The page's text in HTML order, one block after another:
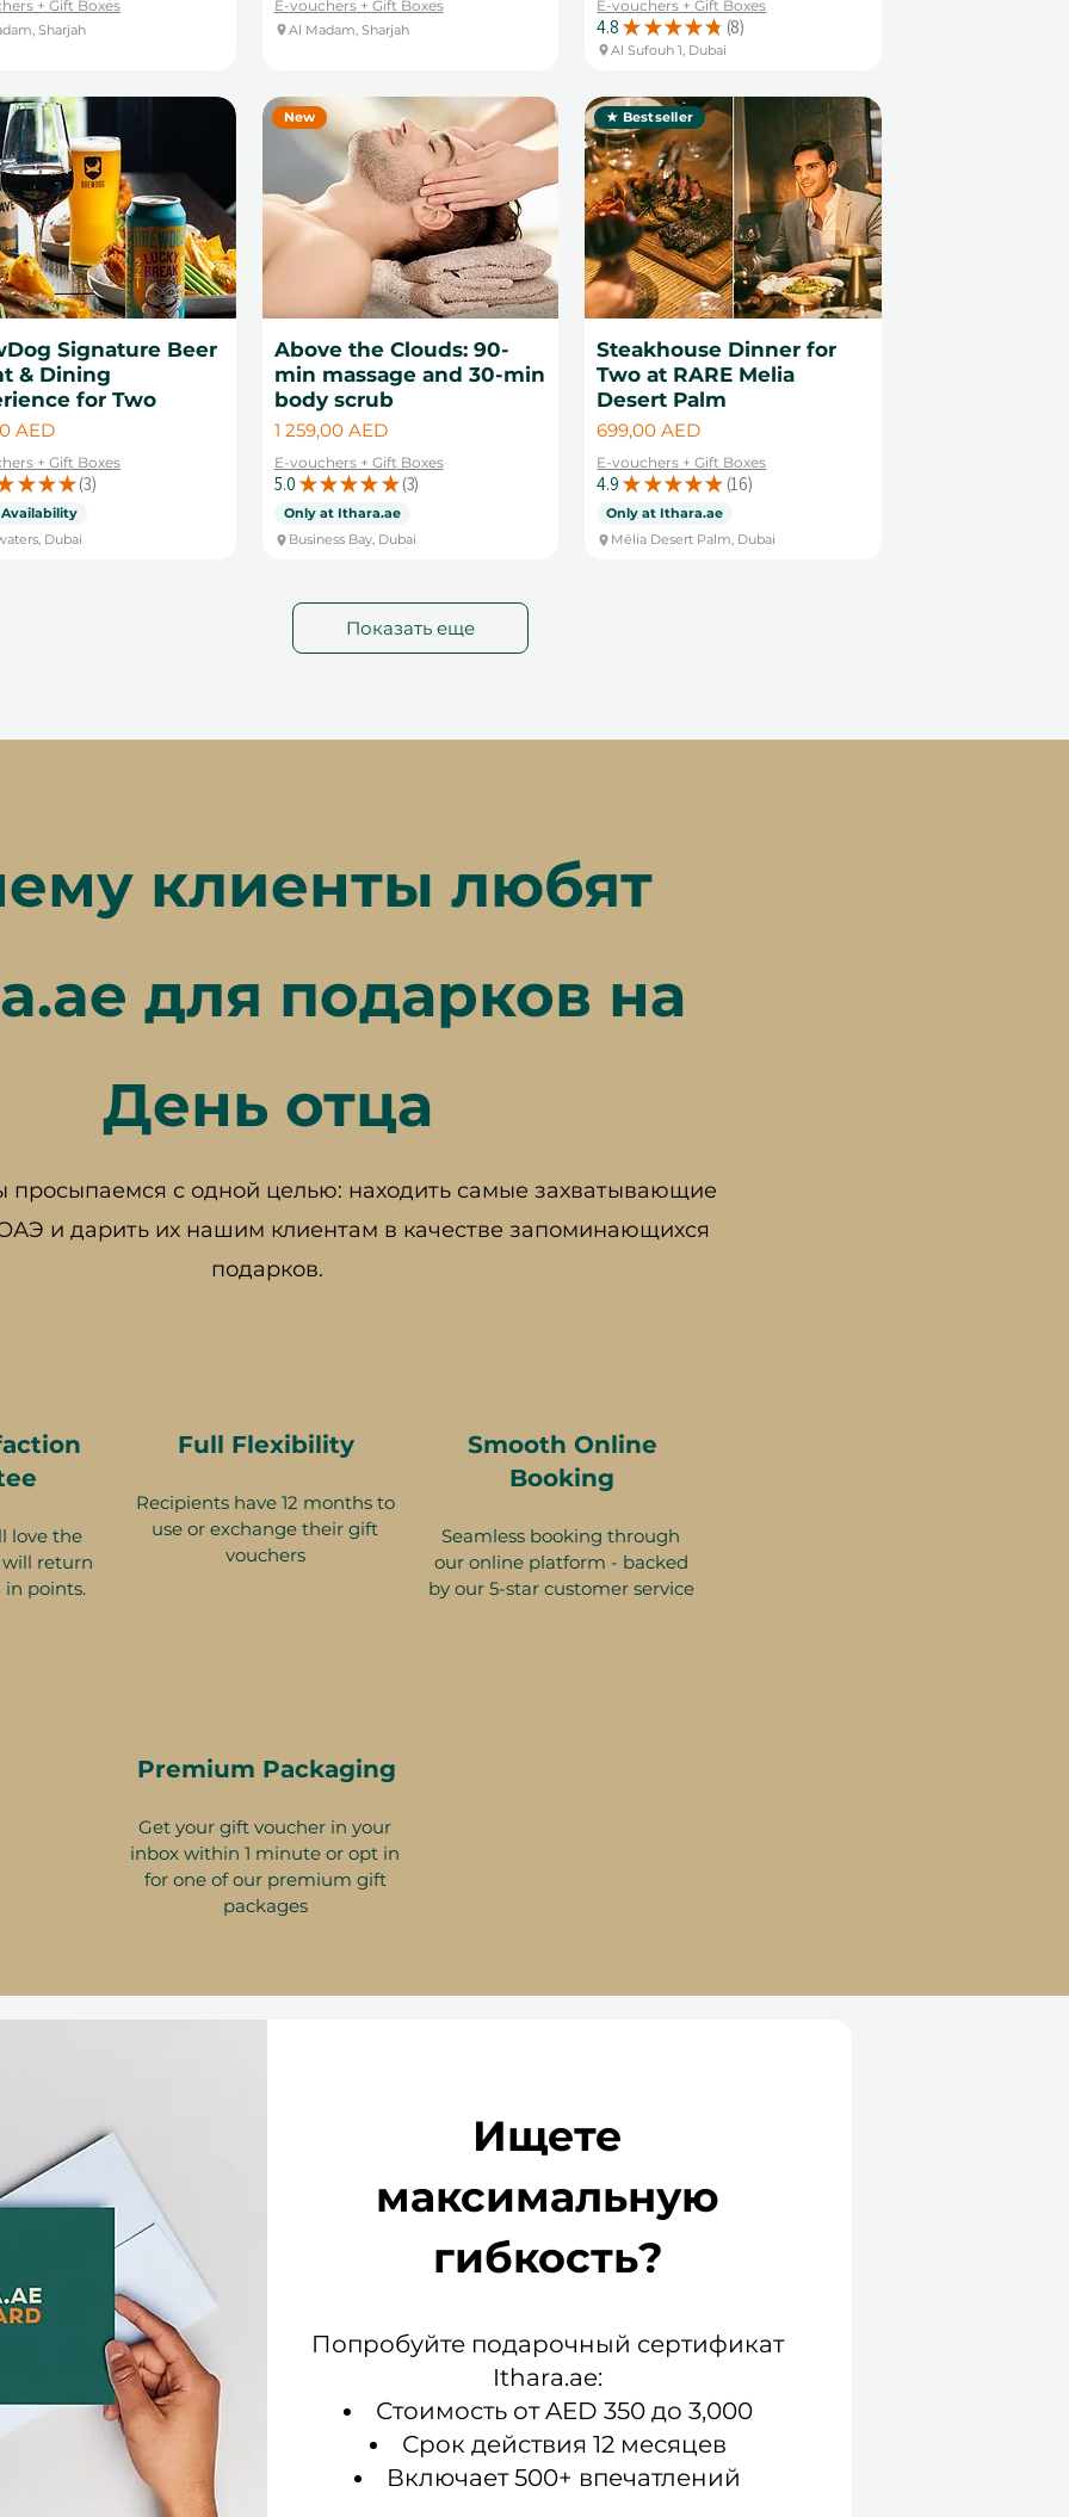
+ Gift Boxes
Sharjah
E-vouchers + Gift Boxes
Al Madam, Sharjah
E-vouchers + Gift Boxes
4.8 ★ ★ ★ ★ ★ 8
8
Al Sufouh 1, Dubai
Signature Beer
& Dining
for Two
AED
+ Gift Boxes
★ ★ ★ 3
3
Dubai
New
Above the Clouds: 90-
min massage and 30-min
body scrub
Цена
1 259,00 AED
E-vouchers + Gift Boxes
5.0 ★ ★ ★ ★ ★ 3
3
Only at Ithara.ae
Business Bay, Dubai
★ Bestseller
Steakhouse Dinner for
Two at RARE Melia
Desert Palm
Цена
699,00 AED
E-vouchers + Gift Boxes
4.9 ★ ★ ★ ★ ★ 16
16
Only at Ithara.ae
Mélia Desert Palm, Dubai
Показать еще
клиенты любят
для подарков на
День отца
с одной целью: находить самые захватывающие
и дарить их нашим клиентам в качестве запоминающихся
подарков.
love the
return
in points.
Full Flexibility
Recipients have 12 months to
use or exchange their gift
vouchers
Smooth Online
Booking
Seamless booking through
our online platform - backed
by our 5-star customer service
Premium Packaging
Get your gift voucher in your
inbox within 1 minute or opt in
for one of our premium gift
packages
Ищете
максимальную
гибкость?
Попробуйте подарочный сертификат
Ithara.ae:
Стоимость от AED 350 до 3,000
Срок действия 12 месяцев
Включает 500+ впечатлений